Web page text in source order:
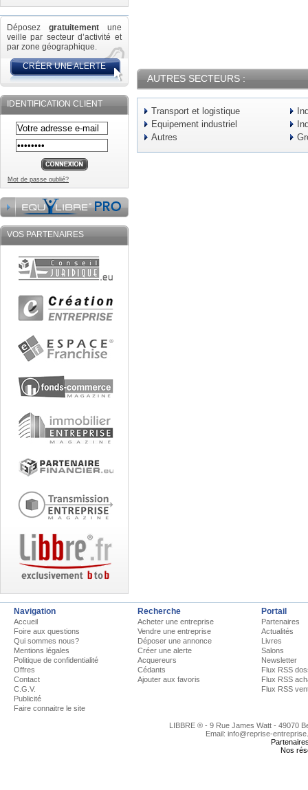
Déposez gratuitement une
veille par secteur d’activité et
par zone géographique.
CRÉER UNE ALERTE
IDENTIFICATION CLIENT
Mot de passe oublié?
VOS PARTENAIRES
AUTRES SECTEURS :
Transport et logistique
Equipement industriel
Autres
Navigation
Accueil
Foire aux questions
Qui sommes nous?
Mentions légales
Politique de confidentialité
Offres
Contact
C.G.V.
Publicité
Faire connaitre le site
Recherche
Acheter une entreprise
Vendre une entreprise
Déposer une annonce
Créer une alerte
Acquereurs
Cédants
Ajouter aux favoris
Portail
Partenaires
Actualités
Livres
Salons
Newsletter
Flux RSS
Flux RSS
Flux RSS
LIBBRE ® - 9 Rue James Watt - 49070
Email: info@reprise-
Nos